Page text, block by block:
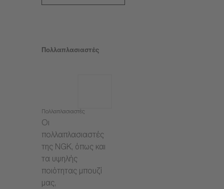
Πολλαπλασιαστές
Πολλαπλασιαστές
Οι
πολλαπλασιαστές
της NGK, όπως και
τα υψηλής
ποιότητας μπουζί
μας,